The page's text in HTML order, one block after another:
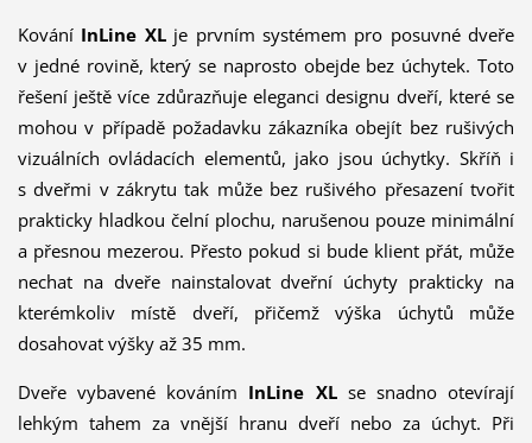
Kování InLine XLje prvním systémem pro posuvné dveře
v jedné rovině, který se naprosto obejde bez úchytek. Toto
řešení ještě více zdůrazňuje eleganci designu dveří, které se
mohou v případě požadavku zákazníka obejít bez rušivých
vizuálních ovládacích elementů, jako jsou úchytky. Skříň i
s dveřmi v zákrytu tak může bez rušivého přesazení tvořit
prakticky hladkou čelní plochu, narušenou pouze minimální
a přesnou mezerou. Přesto pokud si bude klient přát, může
nechat na dveře nainstalovat dveřní úchyty prakticky na
kterémkoliv místě dveří, přičemž výška úchytů může
dosahovat výšky až 35 mm.
Dveře vybavené kováním InLine XLse snadno otevírají
lehkým tahem za vnější hranu dveří nebo za úchyt. Při